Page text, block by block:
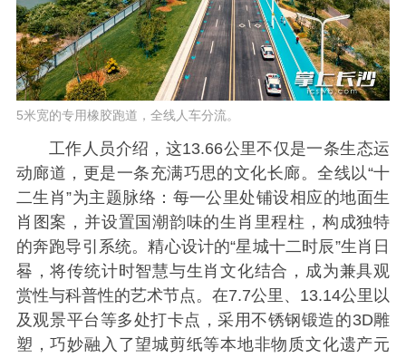
5米宽的专用橡胶跑道，全线人车分流。
工作人员介绍，这13.66公里不仅是一条生态运
动廊道，更是一条充满巧思的文化长廊。全线以“十
二生肖”为主题脉络：每一公里处铺设相应的地面生
肖图案，并设置国潮韵味的生肖里程柱，构成独特
的奔跑导引系统。精心设计的“星城十二时辰”生肖日
晷，将传统计时智慧与生肖文化结合，成为兼具观
赏性与科普性的艺术节点。在7.7公里、13.14公里以
及观景平台等多处打卡点，采用不锈钢锻造的3D雕
塑，巧妙融入了望城剪纸等本地非物质文化遗产元